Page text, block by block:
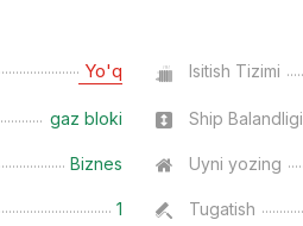
Yo'q Isitish Tizimi
gaz bloki Ship Balandligi
Biznes Uyni yozing
1 Tugatish